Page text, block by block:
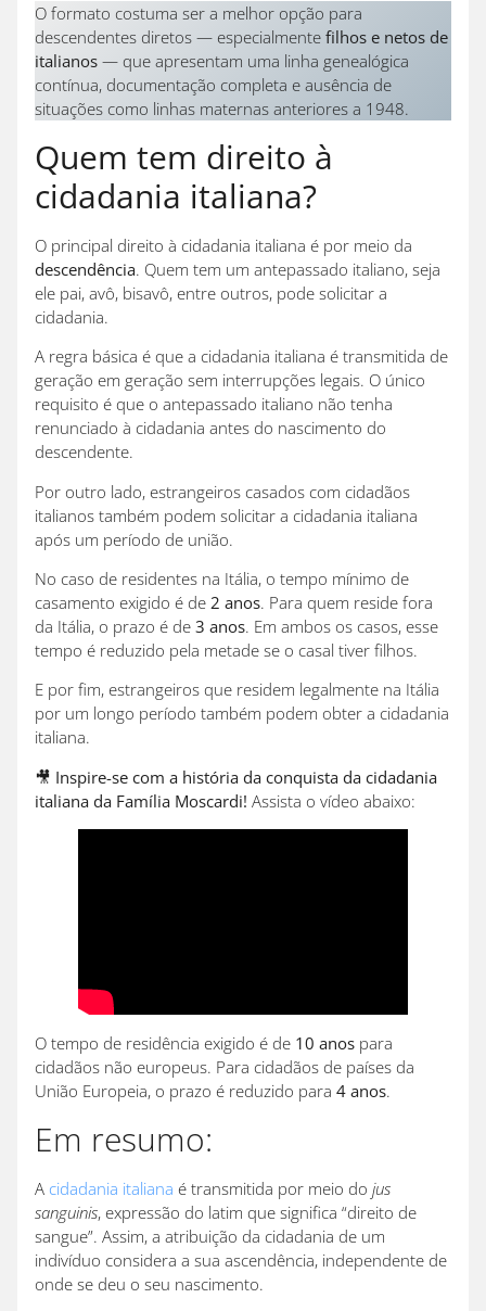
O formato costuma ser a melhor opção para
descendentes diretos — especialmente filhos e netos de
italianos — que apresentam uma linha genealógica
contínua, documentação completa e ausência de
situações como linhas maternas anteriores a 1948.
Quem tem direito à
cidadania italiana?
O principal direito à cidadania italiana é por meio da
descendência. Quem tem um antepassado italiano, seja
ele pai, avô, bisavô, entre outros, pode solicitar a
cidadania.
A regra básica é que a cidadania italiana é transmitida de
geração em geração sem interrupções legais. O único
requisito é que o antepassado italiano não tenha
renunciado à cidadania antes do nascimento do
descendente.
Por outro lado, estrangeiros casados com cidadãos
italianos também podem solicitar a cidadania italiana
após um período de união.
No caso de residentes na Itália, o tempo mínimo de
casamento exigido é de 2 anos. Para quem reside fora
da Itália, o prazo é de 3 anos. Em ambos os casos, esse
tempo é reduzido pela metade se o casal tiver filhos.
E por fim, estrangeiros que residem legalmente na Itália
por um longo período também podem obter a cidadania
italiana.
🎥 Inspire-se com a história da conquista da cidadania
italiana da Família Moscardi! Assista o vídeo abaixo:
O tempo de residência exigido é de 10 anos para
cidadãos não europeus. Para cidadãos de países da
União Europeia, o prazo é reduzido para 4 anos.
Em resumo:
A cidadania italiana é transmitida por meio do jus
sanguinis, expressão do latim que significa “direito de
sangue”. Assim, a atribuição da cidadania de um
indivíduo considera a sua ascendência, independente de
onde se deu o seu nascimento.